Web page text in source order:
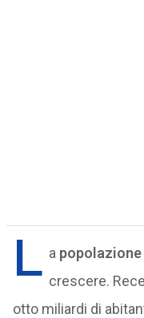
L a popolazione
crescere.
otto miliardi di